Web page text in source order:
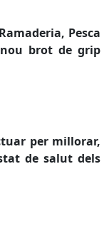
Pesca
brot de grip
per millorar,
de salut dels